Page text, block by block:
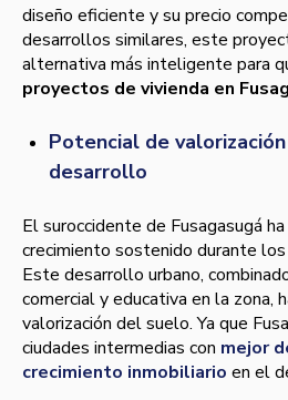
diseño eficiente y su precio
desarrollos similares, este
alternativa más inteligente para
proyectos de vivienda en
Potencial de
desarrollo
El suroccidente de Fusagasugá
crecimiento sostenido durante
Este desarrollo urbano,
comercial y educativa en la zona,
valorización del suelo. Ya que
ciudades intermedias con mejor
crecimiento inmobiliario en el